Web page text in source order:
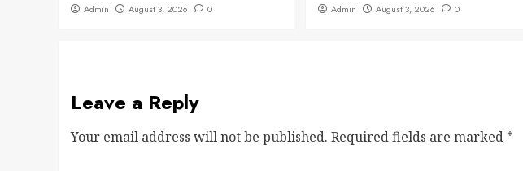
Admin August 3, 2026 0 Admin August 3, 2026 0
Leave a Reply
Your email address will not be published. Required fields are marked *